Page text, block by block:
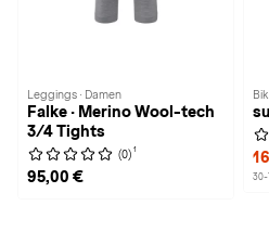
Leggings · Damen
Falke · Merino Wool-tech
3/4 Tights
(0) 1
95,00 € 30-